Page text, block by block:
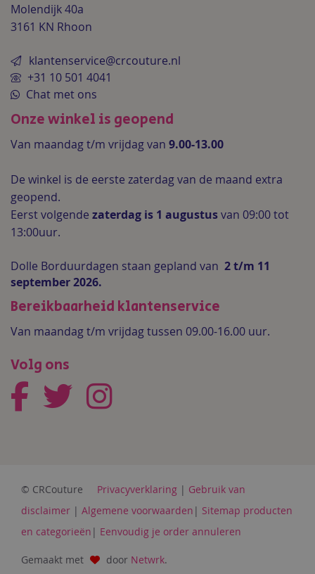
Molendijk 40a
3161 KN Rhoon
klantenservice@crcouture.nl
+31 10 501 4041
Chat met ons
Onze winkel is geopend
Van maandag t/m vrijdag van 9.00-13.00
De winkel is de eerste zaterdag van de maand extra
geopend.
Eerst volgende zaterdag is 1 augustusvan 09:00 tot
13:00uur.
Dolle Borduurdagen staan gepland van 2 t/m 11
september 2026.
Bereikbaarheid klantenservice
Van maandag t/m vrijdag tussen 09.00-16.00 uur.
Volg ons
© CRCouture Privacyverklaring | Gebruik van
disclaimer | Algemene voorwaarden | Sitemap producten
en categorieën | Eenvoudig je order annuleren
Gemaakt met door Netwrk.